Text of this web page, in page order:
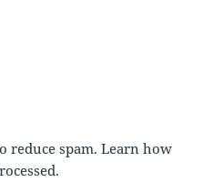
reduce spam.Learn how